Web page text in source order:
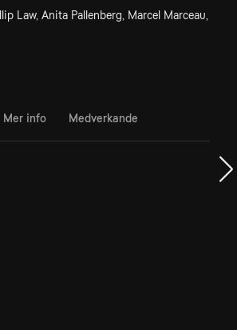
Law, Anita Pallenberg, Marcel Marceau,
Mer info Medverkande